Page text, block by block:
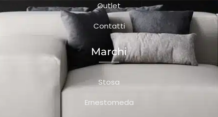
Outlet
Contatti
Marchi
Stosa
Ernestomeda